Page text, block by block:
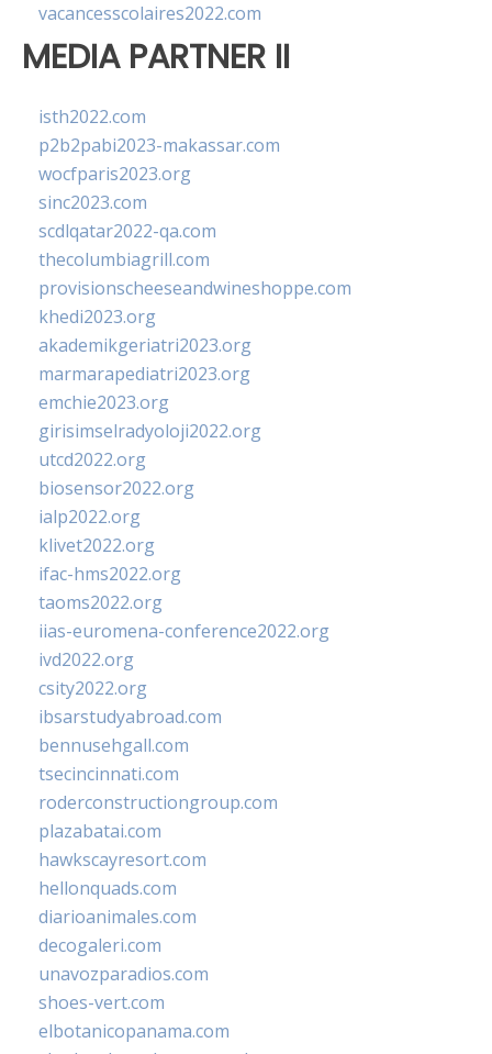
vacancesscolaires2022.com
MEDIA PARTNER II
isth2022.com
p2b2pabi2023-makassar.com
wocfparis2023.org
sinc2023.com
scdlqatar2022-qa.com
thecolumbiagrill.com
provisionscheeseandwineshoppe.com
khedi2023.org
akademikgeriatri2023.org
marmarapediatri2023.org
emchie2023.org
girisimselradyoloji2022.org
utcd2022.org
biosensor2022.org
ialp2022.org
klivet2022.org
ifac-hms2022.org
taoms2022.org
iias-euromena-conference2022.org
ivd2022.org
csity2022.org
ibsarstudyabroad.com
bennusehgall.com
tsecincinnati.com
roderconstructiongroup.com
plazabatai.com
hawkscayresort.com
hellonquads.com
diarioanimales.com
decogaleri.com
unavozparadios.com
shoes-vert.com
elbotanicopanama.com